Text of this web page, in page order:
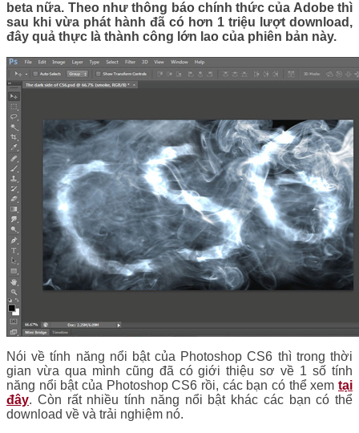
beta nữa. Theo như thông báo chính thức của Adobe thì
sau khi vừa phát hành đã có hơn 1 triệu lượt download,
đây quả thực là thành công lớn lao của phiên bản này.
Nói về tính năng nổi bật của Photoshop CS6 thì trong thời
gian vừa qua mình cũng đã có giới thiệu sơ về 1 số tính
năng nổi bật của Photoshop CS6 rồi, các bạn có thể xem tại
đây. Còn rất nhiều tính năng nổi bật khác các bạn có thể
download về và trải nghiệm nó.